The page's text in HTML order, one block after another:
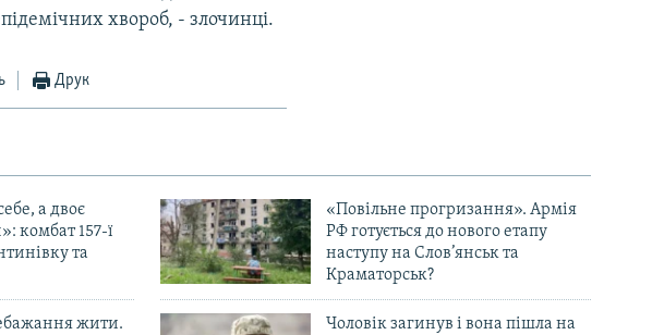
хвороб, - злочинці.
Друк
а двоє
комбат 157-ї
та
«Повільне прогризання». Армія
РФ готується до нового етапу
наступу на Слов’янськ та
Краматорськ?
жити.
Чоловік загинув і вона пішла на